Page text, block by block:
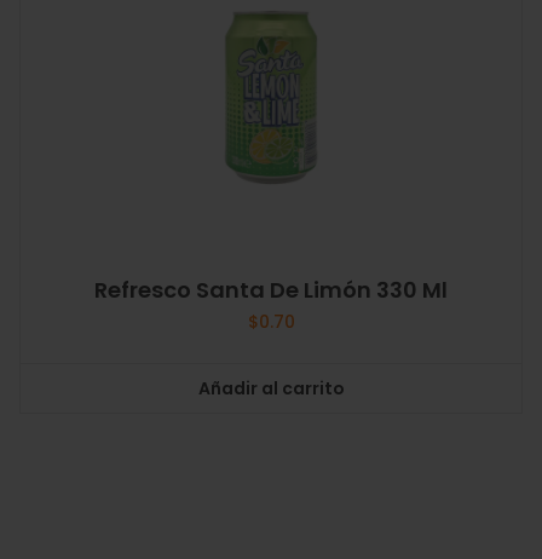
Refresco Santa De Limón 330 Ml
$0.70
Añadir al carrito